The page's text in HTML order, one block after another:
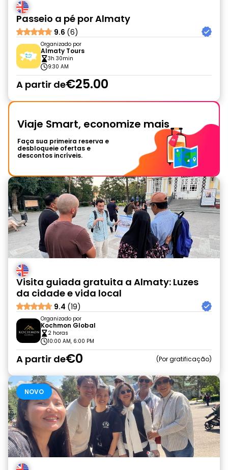
Passeio a pé por Almaty
9.6 (6)
Organizado por
Almaty Tours
3h 30min
9:30 AM
A partir de€25.00
Viaje Smart, economize mais
Faça sua primeira reserva e
desbloqueie ofertas e
descontos incríveis.
Visita guiada gratuita a Almaty: Luzes
da cidade e vida local
9.4 (19)
Organizado por
Kochmon Global
2 horas
10:00 AM, 6:00 PM
A partir de€0 Por gratificação
NOVO